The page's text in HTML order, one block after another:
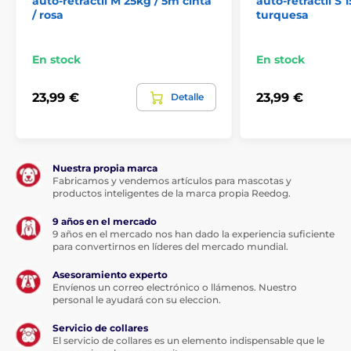
transeúnte o un coche que pasa, la correa Reedog
puede tirar, parar o soltar al instante el cable especial
amor...
/ rosa
En stock
23,99 € Detalle
turquesa
En stock
23,99 €
Nuestra propia marca
Fabricamos y vendemos artículos para mascotas y
productos inteligentes de la marca propia Reedog.
9 años en el mercado
9 años en el mercado nos han dado la experiencia suficiente
para convertirnos en líderes del mercado mundial.
Asesoramiento experto
Envíenos un correo electrónico o llámenos. Nuestro
personal le ayudará con su eleccion.
Servicio de collares
El servicio de collares es un elemento indispensable que le